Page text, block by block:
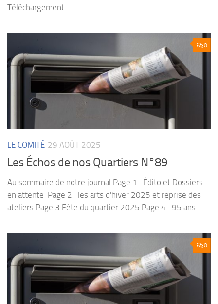
Téléchargement...
0
LE COMITÉ 29 AOÛT 2025
Les Échos de nos Quartiers N°89
Au sommaire de notre journal Page 1 : Édito et Dossiers
en attente Page 2: les arts d'hiver 2025 et reprise des
ateliers Page 3 Fête du quartier 2025 Page 4 : 95 ans...
0